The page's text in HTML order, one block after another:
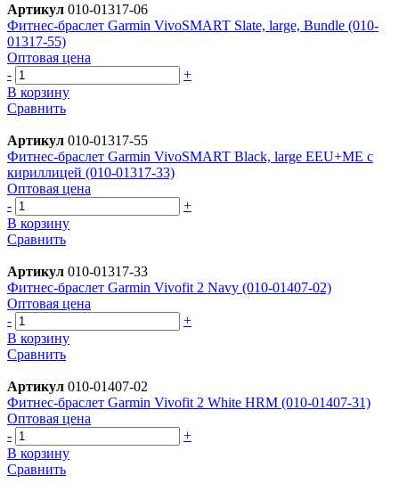
Артикул 010-01317-06
Фитнес-браслет Garmin VivoSMART Slate, large, Bundle (010-
01317-55)
Оптовая цена
-
+
В корзину
Сравнить
Артикул 010-01317-55
Фитнес-браслет Garmin VivoSMART Black, large EEU+ME с
кириллицей (010-01317-33)
Оптовая цена
-
+
В корзину
Сравнить
Артикул 010-01317-33
Фитнес-браслет Garmin Vivofit 2 Navy (010-01407-02)
Оптовая цена
-
+
В корзину
Сравнить
Артикул 010-01407-02
Фитнес-браслет Garmin Vivofit 2 White HRM (010-01407-31)
Оптовая цена
-
+
В корзину
Сравнить